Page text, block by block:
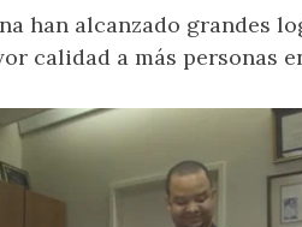
han alcanzado grandes
calidad a más personas